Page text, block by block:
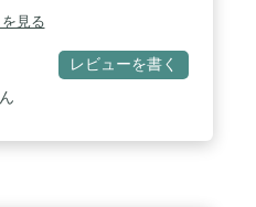
気が入った状態で三つ折
気を抜いて頂くとウレタ
。またご使用になられる
日ほど放置しておくと膨
空気は冷えたり、圧力が
間かかります。 / 弾力性
ム」を採用しており、い
ドのような「快適な寝心
。 / 使用時のサイズ
ワンボックスカーでの使
見る
レビューを書く